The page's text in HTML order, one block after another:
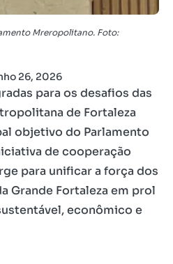
Mreropolitano. Foto:
26, 2026
para os desafios das
de Fortaleza
objetivo do Parlamento
de cooperação
para unificar a força dos
Grande Fortaleza em prol
econômico e